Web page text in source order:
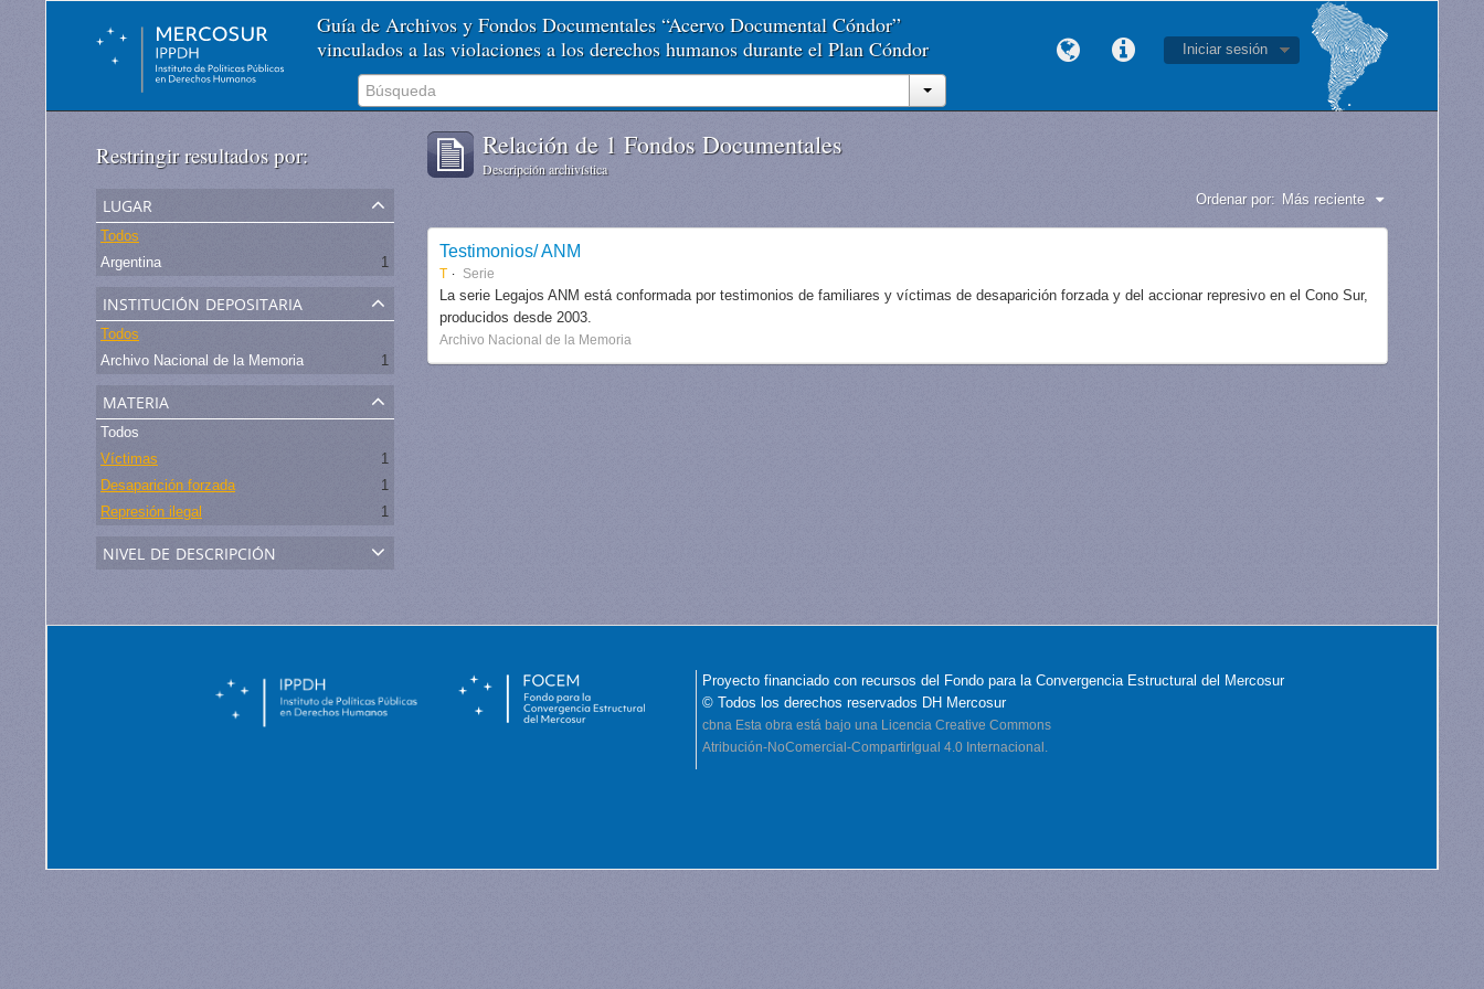
Guía de Archivos y Fondos Documentales “Acervo Documental Cóndor”
vinculados a las violaciones a los derechos humanos durante el Plan Cóndor
Iniciar sesión
Restringir resultados por:
lugar
Todos
Argentina
1
institución depositaria
Todos
Archivo Nacional de la Memoria
1
materia
Todos
Víctimas
1
Desaparición forzada
1
Represión ilegal
1
nivel de descripción
Relación de 1 Fondos Documentales
Descripción archivística
Ordenar por: Más reciente
Testimonios/ ANM
T Serie
La serie Legajos ANM está conformada por testimonios de familiares y víctimas de desaparición forzada y del accionar represivo en el Cono Sur,
producidos desde 2003.
Archivo Nacional de la Memoria
Proyecto financiado con recursos del Fondo para la Convergencia Estructural del Mercosur
© Todos los derechos reservados DH Mercosur
cbna Esta obra está bajo una Licencia Creative Commons
Atribución-NoComercial-CompartirIgual 4.0 Internacional.